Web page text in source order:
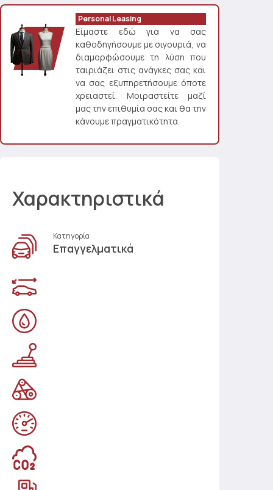
Personal Leasing
Είμαστε εδώ για να σας
καθοδηγήσουμε με σιγουριά, να
διαμορφώσουμε τη λύση που
ταιριάζει στις ανάγκες σας και
να σας εξυπηρετήσουμε όποτε
χρειαστεί. Μοιραστείτε μαζί
μας την επιθυμία σας και θα την
κάνουμε πραγματικότητα.
Χαρακτηριστικά
Κατηγορία
Επαγγελματικά